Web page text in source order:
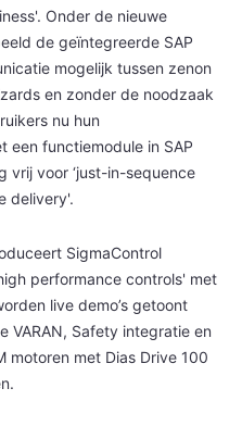
Onder de nieuwe
de geïntegreerde SAP
mogelijk tussen zenon
en zonder de noodzaak
nu hun
een functiemodule in SAP
vrij voor ‘just-in-sequence
delivery'.
SigmaControl
performance controls' met
live demo’s getoont
VARAN, Safety integratie en
motoren met Dias Drive 100